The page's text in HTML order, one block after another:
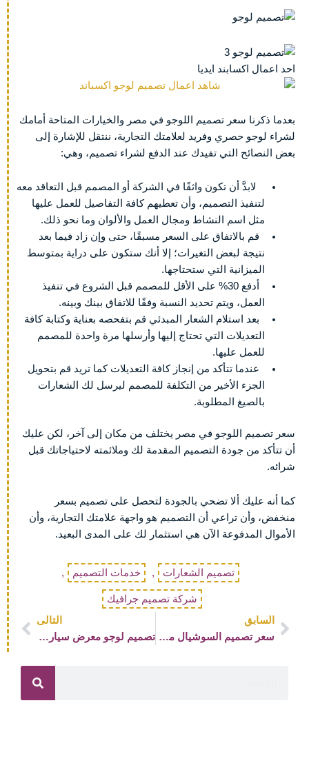
احد اعمال اكسابند ايديا
بعدما ذكرنا سعر تصميم اللوجو في مصر والخيارات المتاحة أمامك
لشراء لوجو حصري وفريد لعلامتك التجارية، ننتقل للإشارة إلى
بعض النصائح التي تفيدك عند الدفع لشراء تصميم، وهي:
لابدَّ أن تكون واثقًا في الشركة أو المصمم قبل التعاقد معه
لتنفيذ التصميم، وأن تعطيهم كافة التفاصيل للعمل عليها
مثل اسم النشاط ومجال العمل والألوان وما نحو ذلك.
قم بالاتفاق على السعر مسبقًا، حتى وإن زاد فيما بعد
نتيجة لبعض التغيرات؛ إلا أنك ستكون على دراية بمتوسط
الميزانية التي ستحتاجها.
أدفع 30% على الأقل للمصمم قبل الشروع في تنفيذ
العمل، ويتم تحديد النسبة وفقًا للاتفاق بينك وبينه.
بعد استلام الشعار المبدئي قم بتفحصه بعناية وكتابة كافة
التعديلات التي تحتاج إليها وأرسلها مرة واحدة للمصمم
للعمل عليها.
عندما تتأكد من إنجاز كافة التعديلات كما تريد قم بتحويل
الجزء الأخير من التكلفة للمصمم ليرسل لك الشعارات
بالصيغ المطلوبة.
سعر تصميم اللوجو في مصر يختلف من مكان إلى آخر، لكن عليك
أن تتأكد من جودة التصميم المقدمة لك وملائمته لاحتياجاتك قبل
شرائه.
كما أنه عليك ألا تضحي بالجودة لتحصل على تصميم بسعر
منخفض، وأن تراعي أن التصميم هو واجهة علامتك التجارية، وأن
الأموال المدفوعة الآن هي استثمار لك على المدى البعيد.
تصميم الشعارات , خدمات التصميم ,
شركة تصميم جرافيك
Prev
السابق
سعر تصميم السوشيال ميديا
التالى
تصميم لوجو معرض سيارات احترافي بأفضل سعر